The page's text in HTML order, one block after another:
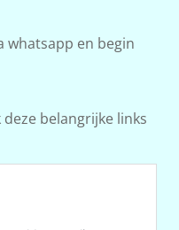
whatsapp en begin
belangrijke links